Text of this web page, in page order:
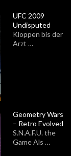
UFC 2009
Undisputed
Kloppen bis der
Arzt …
Geometry Wars
– Retro Evolved
S.N.A.F.U. the
Game Als …